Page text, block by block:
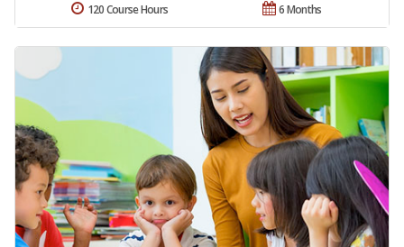
6 Months
120 Course Hours